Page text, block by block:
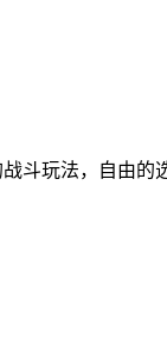
斗玩法，自由的